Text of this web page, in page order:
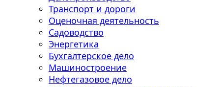
Транспорт и дороги
Оценочная деятельность
Садоводство
Энергетика
Бухгалтерское дело
Машиностроение
Нефтегазовое дело